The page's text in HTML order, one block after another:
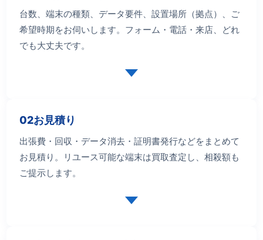
台数、端末の種類、データ要件、設置場所（拠点）、ご
希望時期をお伺いします。フォーム・電話・来店、どれ
でも大丈夫です。
02お見積り
出張費・回収・データ消去・証明書発行などをまとめて
お見積り。リユース可能な端末は買取査定し、相殺額も
ご提示します。